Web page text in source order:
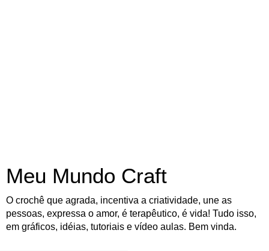
Meu Mundo Craft
O crochê que agrada, incentiva a criatividade, une as
pessoas, expressa o amor, é terapêutico, é vida! Tudo isso,
em gráficos, idéias, tutoriais e vídeo aulas. Bem vinda.